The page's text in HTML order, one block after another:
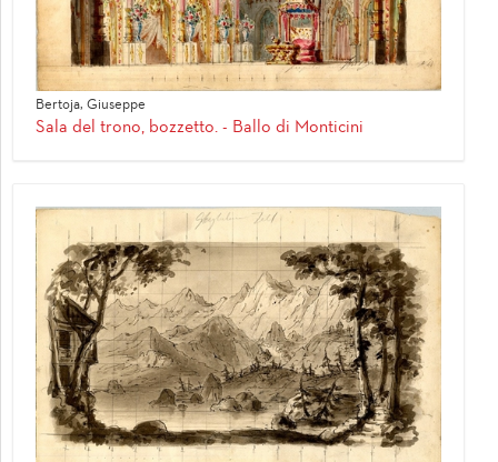
Bertoja, Giuseppe
Sala del trono, bozzetto. - Ballo di Monticini